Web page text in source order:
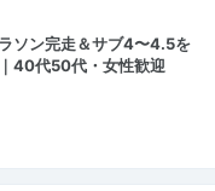
ソン完走＆サブ4〜4.5を
40代50代・女性歓迎